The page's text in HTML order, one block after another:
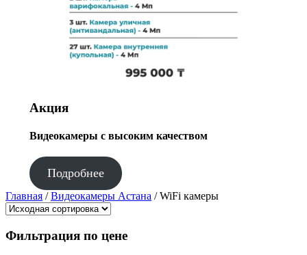
Акция
Видеокамеры с высоким качеством
Подробнее
Главная /Видеокамеры Астана / WiFi камеры
Фильтрация по цене